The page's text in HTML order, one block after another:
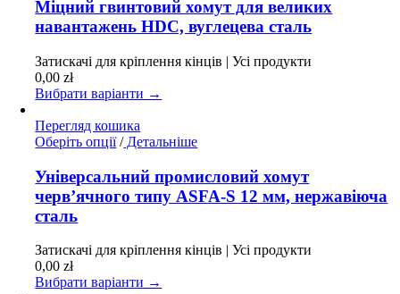
має
кілька
варіантів.
можна
на
товару
Міцний гвинтовий хомут для великих
навантажень HDC, вуглецева сталь
Затискачі для кріплення кінців | Усі продукти
0,00zł
Вибрати варіанти →
Перегляд кошика
Оберіть опції Цей
має
кілька
варіантів.
вибрати
сторінці
/Детальніше
Універсальний промисловий хомут
черв’ячного типу ASFA-S 12 мм, нержавіюча
сталь
Затискачі для кріплення кінців | Усі продукти
0,00zł
Вибрати варіанти →